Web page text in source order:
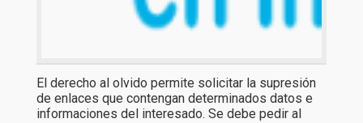
El derecho al olvido permite solicitar la supresión
de enlaces que contengan determinados datos e
informaciones del interesado. Se debe pedir al